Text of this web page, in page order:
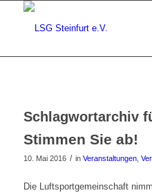
Schlagwortarchiv
Stimmen Sie ab!
10. Mai 2016 / in Veranstaltungen,
Die Luftsportgemeinschaft